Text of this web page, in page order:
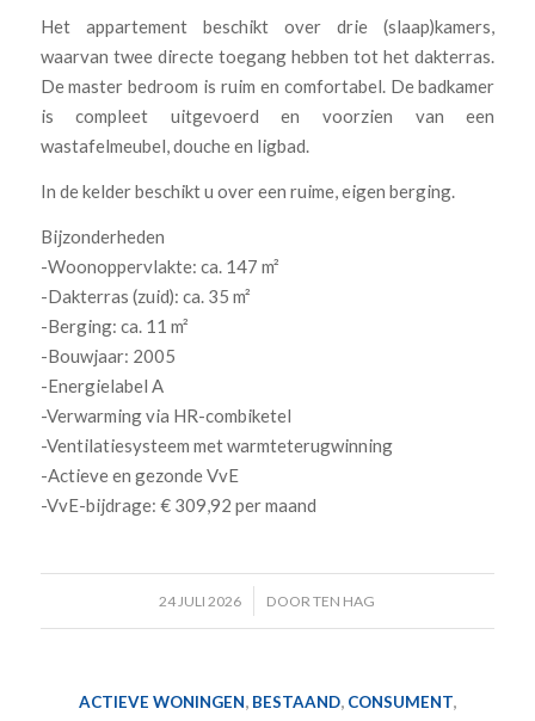
Het appartement beschikt over drie (slaap)kamers,
waarvan twee directe toegang hebben tot het dakterras.
De master bedroom is ruim en comfortabel. De badkamer
is compleet uitgevoerd en voorzien van een
wastafelmeubel, douche en ligbad.
In de kelder beschikt u over een ruime, eigen berging.
Bijzonderheden
-Woonoppervlakte: ca. 147 m²
-Dakterras (zuid): ca. 35 m²
-Berging: ca. 11 m²
-Bouwjaar: 2005
-Energielabel A
-Verwarming via HR-combiketel
-Ventilatiesysteem met warmteterugwinning
-Actieve en gezonde VvE
-VvE-bijdrage: € 309,92 per maand
24 JULI 2026
/ DOORTEN HAG
ACTIEVE WONINGEN, BESTAAND, CONSUMENT,